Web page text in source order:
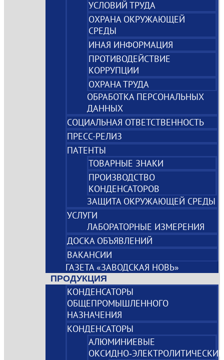
УСЛОВИЙ ТРУДА
ОХРАНА ОКРУЖАЮЩЕЙ
СРЕДЫ
ИНАЯ ИНФОРМАЦИЯ
ПРОТИВОДЕЙСТВИЕ
КОРРУПЦИИ
ОХРАНА ТРУДА
ОБРАБОТКА ПЕРСОНАЛЬНЫХ
ДАННЫХ
СОЦИАЛЬНАЯ ОТВЕТСТВЕННОСТЬ
ПРЕСС-РЕЛИЗ
ПАТЕНТЫ
ТОВАРНЫЕ ЗНАКИ
ПРОИЗВОДСТВО
КОНДЕНСАТОРОВ
ЗАЩИТА ОКРУЖАЮЩЕЙ СРЕДЫ
УСЛУГИ
ЛАБОРАТОРНЫЕ ИЗМЕРЕНИЯ
ДОСКА ОБЪЯВЛЕНИЙ
ВАКАНСИИ
ГАЗЕТА «ЗАВОДСКАЯ НОВЬ»
ПРОДУКЦИЯ
КОНДЕНСАТОРЫ
ОБЩЕПРОМЫШЛЕННОГО
НАЗНАЧЕНИЯ
КОНДЕНСАТОРЫ
АЛЮМИНИЕВЫЕ
ОКСИДНО‑ЭЛЕКТРОЛИТИЧЕСКИЕ